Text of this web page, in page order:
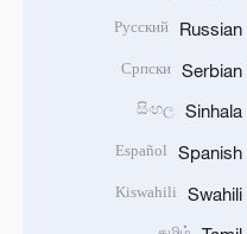
Russian
Русский
Serbian
Српски
Sinhala
සිංහල
Spanish
Español
Swahili
Kiswahili